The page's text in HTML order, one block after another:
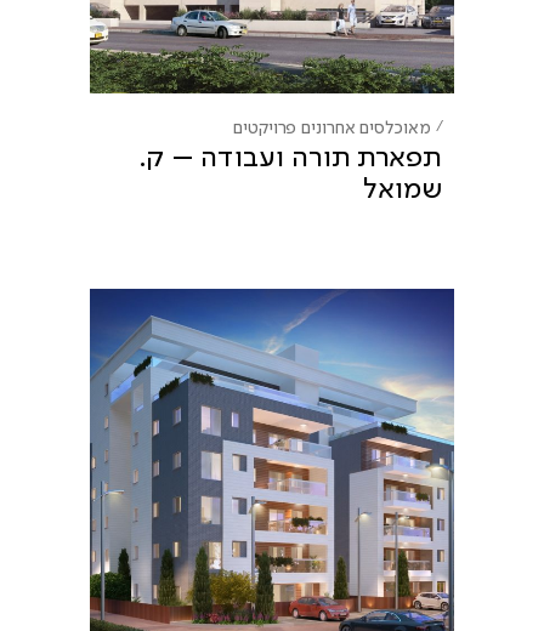
מאוכלסים אחרונים פרויקטים
תפארת תורה ועבודה – ק.
שמואל